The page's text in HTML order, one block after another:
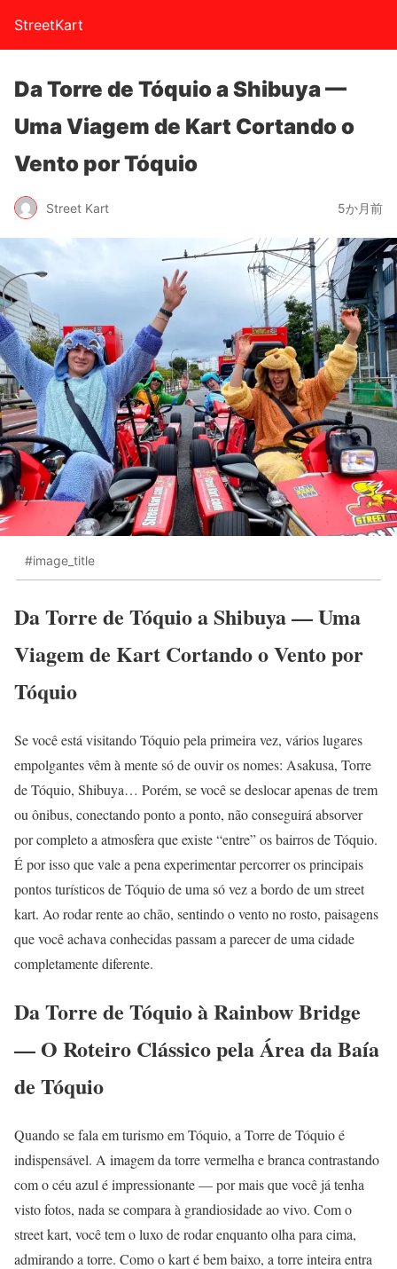
StreetKart
Da Torre de Tóquio a Shibuya —
Uma Viagem de Kart Cortando o
Vento por Tóquio
Street Kart 5か月前
#image_title
Da Torre de Tóquio a Shibuya — Uma
Viagem de Kart Cortando o Vento por
Tóquio
Se você está visitando Tóquio pela primeira vez, vários lugares
empolgantes vêm à mente só de ouvir os nomes: Asakusa, Torre
de Tóquio, Shibuya… Porém, se você se deslocar apenas de trem
ou ônibus, conectando ponto a ponto, não conseguirá absorver
por completo a atmosfera que existe “entre” os bairros de Tóquio.
É por isso que vale a pena experimentar percorrer os principais
pontos turísticos de Tóquio de uma só vez a bordo de um street
kart. Ao rodar rente ao chão, sentindo o vento no rosto, paisagens
que você achava conhecidas passam a parecer de uma cidade
completamente diferente.
Da Torre de Tóquio à Rainbow Bridge
— O Roteiro Clássico pela Área da Baía
de Tóquio
Quando se fala em turismo em Tóquio, a Torre de Tóquio é
indispensável. A imagem da torre vermelha e branca contrastando
com o céu azul é impressionante — por mais que você já tenha
visto fotos, nada se compara à grandiosidade ao vivo. Com o
street kart, você tem o luxo de rodar enquanto olha para cima,
admirando a torre. Como o kart é bem baixo, a torre inteira entra